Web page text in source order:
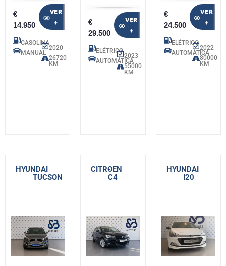
€
14.950
VER
+
GASOLINA
MANUAL
2020
26720
KM
€
29.500
VER
+
ELÉTRICO
AUTOMÁTICA
2023
55000
KM
€
24.500
VER
+
ELÉTRICO
AUTOMÁTICA
2022
80000
KM
HYUNDAI
-
TUCSON
CITROEN
-
C4
HYUNDAI
-
I20